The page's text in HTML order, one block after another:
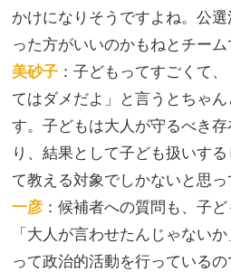
かけになりそうですよね。公
った方がいいのかもねとチーム
美砂子 ：子どもってすごくて
てはダメだよ」と言うとちゃ
す。子どもは大人が守るべき
り、結果として子ども扱いす
て教える対象でしかないと思っ
一彦 ：候補者への質問も、子
「大人が言わせたんじゃない
って政治的活動を行っている